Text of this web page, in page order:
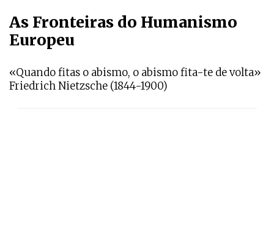
As Fronteiras do Humanismo
Europeu
«Quando fitas o abismo, o abismo fita-te de volta»
Friedrich Nietzsche (1844-1900)